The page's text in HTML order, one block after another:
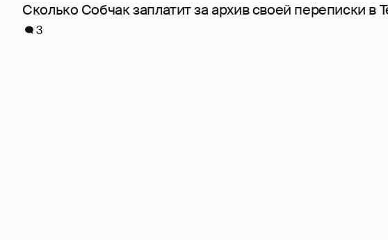
Сколько Собчак заплатит за архив своей перeписки в
3